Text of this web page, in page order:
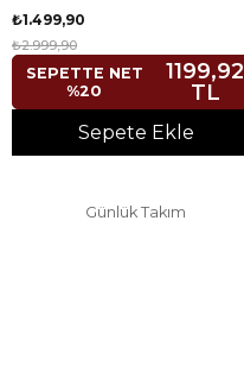
₺1.499,90
₺2.999,90
SEPETTE NET
%20
1199,92
TL
Sepete Ekle
Günlük Takım